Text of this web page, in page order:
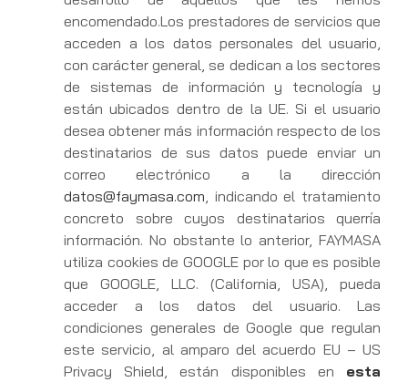
encomendado.Los prestadores de servicios que
acceden a los datos personales del usuario,
con carácter general, se dedican a los sectores
de sistemas de información y tecnología y
están ubicados dentro de la UE. Si el usuario
desea obtener más información respecto de los
destinatarios de sus datos puede enviar un
correo electrónico a la dirección
datos@faymasa.com, indicando el tratamiento
concreto sobre cuyos destinatarios querría
información. No obstante lo anterior, FAYMASA
utiliza cookies de GOOGLE por lo que es posible
que GOOGLE, LLC. (California, USA), pueda
acceder a los datos del usuario. Las
condiciones generales de Google que regulan
este servicio, al amparo del acuerdo EU – US
Privacy Shield, están disponibles en esta